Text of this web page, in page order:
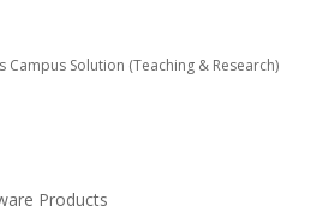
Campus Solution (Teaching & Research)
Products